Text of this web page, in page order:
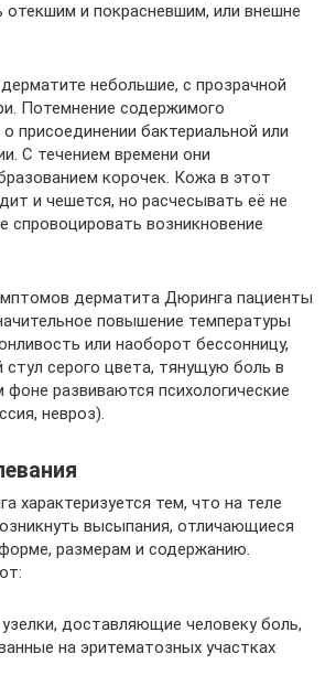
и покрасневшим, или внешне
небольшие, с прозрачной
Потемнение содержимого
присоединении бактериальной или
С течением времени они
корочек. Кожа в этот
и чешется, но расчесывать её не
спровоцировать возникновение
дерматита Дюринга пациенты
повышение температуры
или наоборот бессонницу,
серого цвета, тянущую боль в
фоне развиваются психологические
невроз).
характеризуется тем, что на теле
высыпания, отличающиеся
размерам и содержанию.
доставляющие человеку боль,
на эритематозных участках